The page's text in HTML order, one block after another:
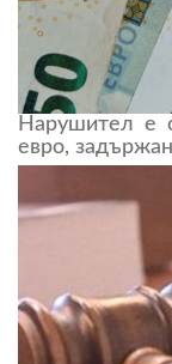
Нарушител е
евро,